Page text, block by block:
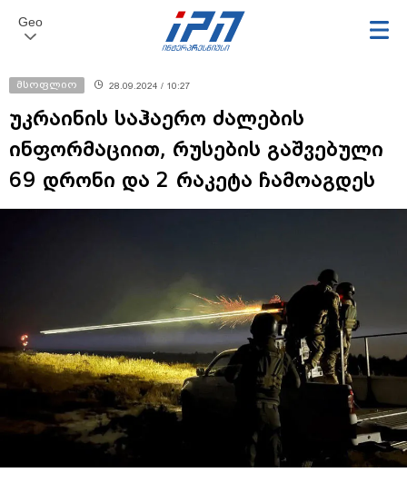
Geo
მსოფლიო 28.09.2024 / 10:27
უკრაინის საჰაერო ძალების
ინფორმაციით, რუსების გაშვებული
69 დრონი და 2 რაკეტა ჩამოაგდეს